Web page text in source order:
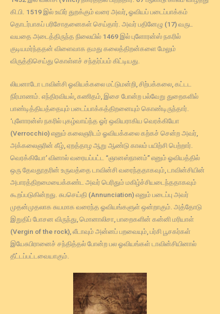
கி.பி. 1519 இல் உயிர் துறக்கும் வரை அவர், ஓவியப் படைப்பாக்கம்
தொடர்பாகப் பரிசோதனைகள் செய்தார். அவர் பதினேழு (17) வருட
வயதை அடைத்திருந்த நிலையில் 1469 இல் புளோரன்ஸ் நகரில்
குடியமர்ந்ததன் விளைவாக தமது கலைத்திறன்களை மேலும்
விருத்திசெய்து கொள்ளச் சந்தர்ப்பம் கிட்டியது.
லியனாடோ டாவின்சி ஓவியக்கலை மட்டுமன்றி, சிற்பக்கலை, கட்டட
நிர்மாணம். எந்திரவியல், கணிதம், இசை போன்ற பல்வேறு துறைகளில்
பாண்டித்தியத்தையும் படைப்பாக்கத்திறனையும் கொண்டிருந்தார்.
‘புளோரன்ஸ் நகரில் புகழ்வாய்ந்த ஓர் ஒவியராகிய வெரக்கியோ
(Verrocchio) எனும் கலைஞரிடம் ஓவியக்கலை கற்கச் சென்ற அவர்,
அக்கலைஞரின் கீழ், ஏறத்தாழ ஆறு ஆண்டு காலம் பயிற்சி பெற்றார்.
வெரக்கியோ’ வினால் வரையப்பட்ட “ஞானஸ்நானம்” எனும் ஓவியத்தில்
ஒரு தேவதூதரின் உருவத்தை டாவின்சி வரைந்ததாகவும், டாவின்சியின்
அபாரத்திறமையைக்கண்ட அவர் பெரிதும் மகிழ்ச்சியடைந்ததாகவும்
கூறப்படுகின்றது. சுபசெய்தி (Annunciation) எனும் படைப்பு அவர்
முதன்முதலாக சுயமாக வரைந்த ஓவியங்களுள் ஒன்றாகும். அத்தோடு
இறுதிப் போசன விருந்து, மொனாலிசா, பாறைகளின் கன்னி மரியாள்
(Vergin of the rock), லீடாவும் அன்னப் பறவையும், பர்சி பூசகர்கள்
இயேசுபிரானைச் சந்தித்தல் போன்ற பல ஓவியங்கள் டாவின்சியினால்
தீட்டப்பட்டவையாகும்.